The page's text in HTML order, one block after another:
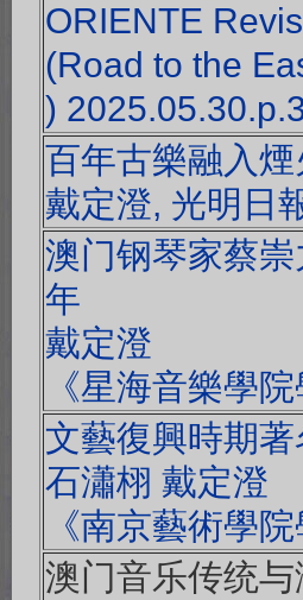
ORIENTE
(Road to the
)
百年古樂融入煙
戴定澄, 光明日
澳门钢琴家蔡
年
戴定澄
《星海音樂學
文藝復興時期
石瀟栩 戴定澄
《南京藝術學
澳门音乐传统